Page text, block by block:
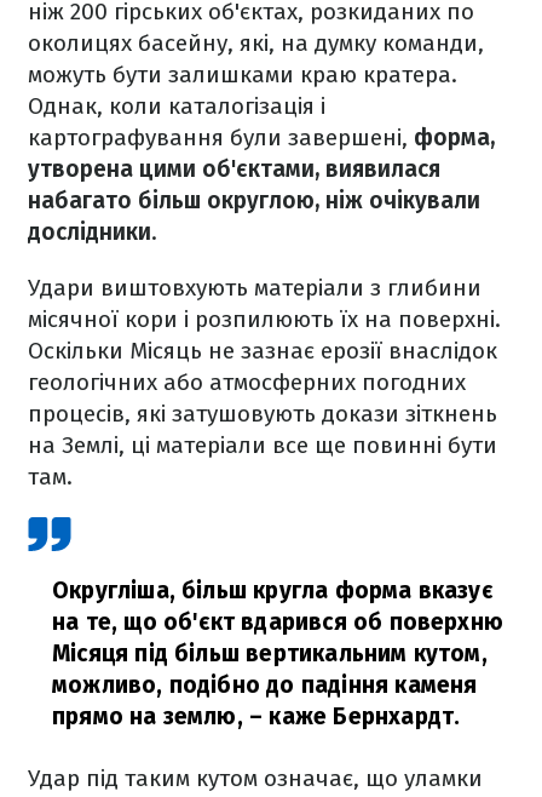
ніж 200 гірських об'єктах, розкиданих по
околицях басейну, які, на думку команди,
можуть бути залишками краю кратера.
Однак, коли каталогізація і
картографування були завершені, форма,
утворена цими об'єктами, виявилася
набагато більш округлою, ніж очікували
дослідники.
Удари виштовхують матеріали з глибини
місячної кори і розпилюють їх на поверхні.
Оскільки Місяць не зазнає ерозії внаслідок
геологічних або атмосферних погодних
процесів, які затушовують докази зіткнень
на Землі, ці матеріали все ще повинні бути
там.
Округліша, більш кругла форма вказує
на те, що об'єкт вдарився об поверхню
Місяця під більш вертикальним кутом,
можливо, подібно до падіння каменя
прямо на землю, – каже Бернхардт.
Удар під таким кутом означає, що уламки